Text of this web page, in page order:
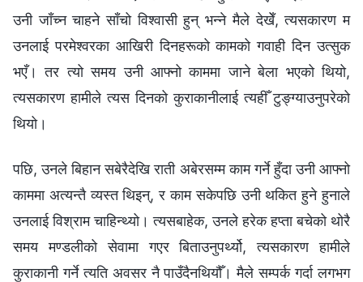
उनी जाँच्न चाहने साँचो विश्‍वासी हुन् भन्‍ने मैले देखेँ, त्यसकारण म
उनलाई परमेश्‍वरका आखिरी दिनहरूको कामको गवाही दिन उत्सुक
भएँ। तर त्यो समय उनी आफ्‍नो काममा जाने बेला भएको थियो,
त्यसकारण हामीले त्यस दिनको कुराकानीलाई त्यहीँ टुङ्ग्याउनुपरेको
थियो।
पछि, उनले बिहान सबेरैदेखि राती अबेरसम्‍म काम गर्ने हुँदा उनी आफ्‍नो
काममा अत्यन्तै व्यस्त थिइन्, र काम सकेपछि उनी थकित हुने हुनाले
उनलाई विश्राम चाहिन्थ्यो। त्यसबाहेक, उनले हरेक हप्ता बचेको थोरै
समय मण्डलीको सेवामा गएर बिताउनुपर्थ्यो, त्यसकारण हामीले
कुराकानी गर्ने त्यति अवसर नै पाउँदैनथियौँ। मैले सम्पर्क गर्दा लगभग